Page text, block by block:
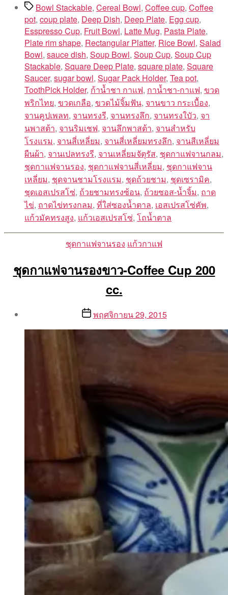
TagsBowl Stackable, Cereal Bowl, Coffee cup, Coffee
pot, coup plate, Deep Dish, Deep Plate, Egg cup,
Esspresso Cup, Fruit Bowl, Latte Mug, Pasta Plate,
Plate rim shape, Rectangular Platter, Rice Bowl, Salad
Bowl, sauce dish, Soup Bowl, Soup Cup, Soup Cup
Stackable, Square Deep Plate, square plate, Square
Saucer, sugar bowl, Sugar Pack Holder, Tea pot,
ToothPick Holder, ก้าน้ำชา กาแฟ, กาน้ำชา-กาแฟ, ขวด
พริกไทย, ขวดเกลือ, ขวดไม้จิ้มฟัน, จานขาว กระเบื้อง,
จานคูปเพลท, จานทรงรี, จานทรงลึก, จานทรงใบัว, จา
นพาสต้า, จานริมเชฟ, จานลึกพาสต้า, จานสำหรับ
โรงแรม, จานสี่เหลี่ยม, จานสี่เหลี่ยมทรงลึก, จานสีเหลี่ยม
ผืนผ้า, จานเปลทรงรี, จานเหลี่ยมจัตุรัส, ชุดกาแฟจานกลม,
ชุดกาแฟจานรอง, ชุดกาแฟจานสี่เหลี่ยม, ชุดกาแฟจาน
เหลี่ยม, ชุดจานชามโรงแรม, ชุดถ้วยชาม, ชุดเซรามิค,
ชุดเอสเปรสโซ่, ถ้วยชามทรงซ้อน, ถ้วยซอส-น้ำจิ้ม, ถาด
ไข่, ถาดไข่ทรงกลม, ที่ใส่ซองน้ำตาล, เอสเปรสโซ่คัพ,
แก้วมัคทรงสูง, แก้วเอสเปรสโซ่, โถน้ำตาล
Categories
ชุดกาแฟจานรอง แก้วกาแฟ
ชุดกาแฟจานรองขาว-Coffee Cup 200
cc.
Postพฤศจิกายน 29, 2015